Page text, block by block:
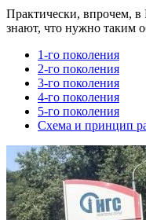
Практически, впрочем, в
знают, что нужно таким
1-го поколения
2-го поколения
3-го поколения
4-го поколения
5-го поколения
Схема и принцип